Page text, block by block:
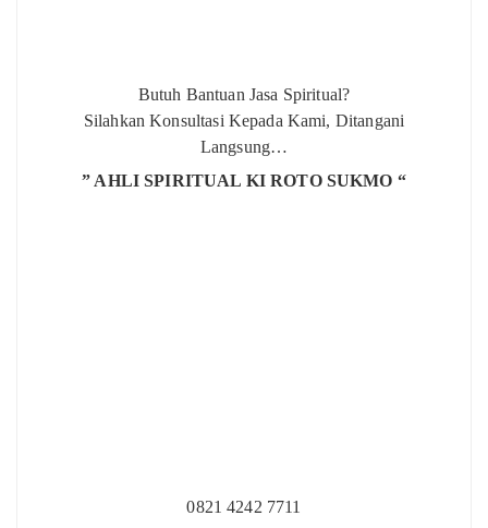
Butuh Bantuan Jasa Spiritual?
Silahkan Konsultasi Kepada Kami, Ditangani
Langsung…
” AHLI SPIRITUAL KI ROTO SUKMO “
0821 4242 7711